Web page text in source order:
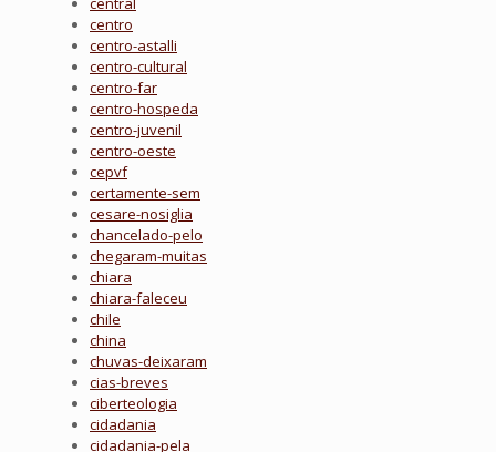
centro
centro-astalli
centro-cultural
centro-far
centro-hospeda
centro-juvenil
centro-oeste
cepvf
certamente-sem
cesare-nosiglia
chancelado-pelo
chegaram-muitas
chiara
chiara-faleceu
chile
china
chuvas-deixaram
cias-breves
ciberteologia
cidadania
cidadania-pela